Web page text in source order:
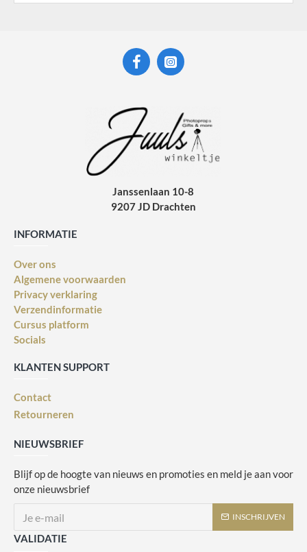
Janssenlaan 10-8
9207 JD Drachten
INFORMATIE
Over ons
Algemene voorwaarden
Privacy verklaring
Verzendinformatie
Cursus platform
Socials
KLANTEN SUPPORT
Contact
Retourneren
NIEUWSBRIEF
Blijf op de hoogte van nieuws en promoties en meld je aan voor
onze nieuwsbrief
INSCHRIJVEN
VALIDATIE